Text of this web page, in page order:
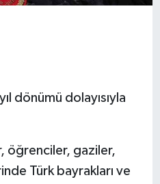
dönümü dolayısıyla
öğrenciler, gaziler,
Türk bayrakları ve